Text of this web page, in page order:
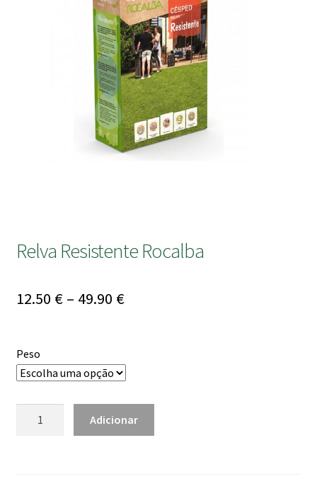
Relva Resistente Rocalba
12.50 € – 49.90 €Price
49.90 €
Peso
Adicionar